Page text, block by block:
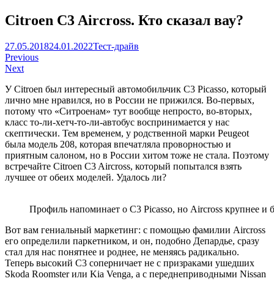
Citroen C3 Aircross. Кто сказал вау?
Артем
Краснов
27.05.201824.01.2022Тест-драйв
Навигация
по
записям
Previous
Next
У Citroen был интересный автомобильчик C3 Picasso, который
лично мне нравился, но в России не прижился. Во-первых,
потому что «Ситроенам» тут вообще непросто, во-вторых,
класс то-ли-хетч-то-ли-автобус воспринимается у нас
скептически. Тем временем, у родственной марки Peugeot
была модель 208, которая впечатляла проворностью и
приятным салоном, но в России хитом тоже не стала. Поэтому
встречайте Citroen C3 Aircross, который попытался взять
лучшее от обеих моделей. Удалось ли?
Профиль напоминает о C3 Picasso, но Aircross крупнее и
Вот вам гениальный маркетинг: с помощью фамилии Aircross
его определили паркетником, и он, подобно Депардье, сразу
стал для нас понятнее и роднее, не меняясь радикально.
Теперь высокий C3 соперничает не с призраками ушедших
Skoda Roomster или Kia Venga, а с переднеприводными Nissan